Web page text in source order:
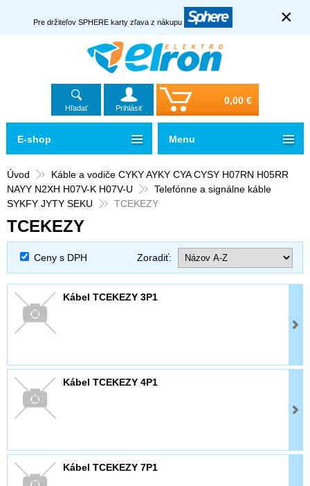
Pre držiteľov SPHERE karty zľava z nákupu ×
Hľadať Prihlásiť
0,00 €
Úvod
Káble a vodiče CYKY AYKY CYA CYSY H07RN H05RR
NAYY N2XH H07V-K H07V-U
Telefónne a signálne káble
SYKFY JYTY SEKU
TCEKEZY
TCEKEZY
Ceny s DPH Zoradiť:
Kábel TCEKEZY 3P1
Kábel TCEKEZY 4P1
Kábel TCEKEZY 7P1
E-shop Menu